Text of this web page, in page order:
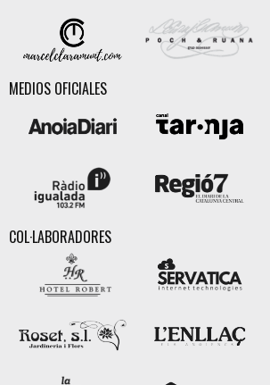
MEDIOS OFICIALES
COL·LABORADORES